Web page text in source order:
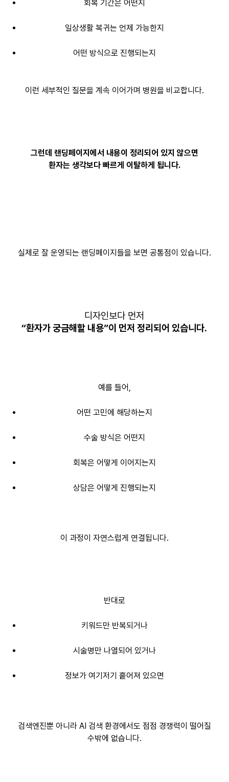
회복 기간은 어떤지
일상생활 복귀는 언제 가능한지
어떤 방식으로 진행되는지
이런 세부적인 질문을 계속 이어가며 병원을 비교합니다.
그런데 랜딩페이지에서 내용이 정리되어 있지 않으면
환자는 생각보다 빠르게 이탈하게 됩니다.
실제로 잘 운영되는 랜딩페이지들을 보면 공통점이 있습니다.
디자인보다 먼저
“환자가 궁금해할 내용”이 먼저 정리되어 있습니다.
예를 들어,
어떤 고민에 해당하는지
수술 방식은 어떤지
회복은 어떻게 이어지는지
상담은 어떻게 진행되는지
이 과정이 자연스럽게 연결됩니다.
반대로
키워드만 반복되거나
시술명만 나열되어 있거나
정보가 여기저기 흩어져 있으면
검색엔진뿐 아니라 AI 검색 환경에서도 점점 경쟁력이 떨어질
수밖에 없습니다.